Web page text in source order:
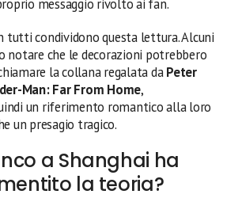
messaggio rivolto ai fan.
tutti condividono questa lettura. Alcuni
che le decorazioni potrebbero
la collana regalata daPeter
Man: Far From Home,
un riferimento romantico alla loro
un presagio tragico.
a Shanghai ha
la teoria?